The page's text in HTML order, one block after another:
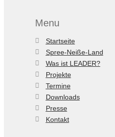
Menu
Startseite
Spree-Neiße-Land
Was ist LEADER?
Projekte
Termine
Downloads
Presse
Kontakt